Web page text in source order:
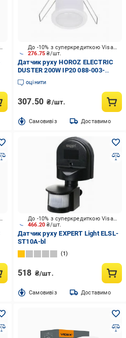
276.75₴/шт.
До -10% з суперкредиткою Visa Вигода
Датчик руху HOROZ ELECTRIC
DUSTER 200W IP20 088-003-
0001-010
оцінити
307.50 ₴/шт.
Cамовивіз Доставимо
466.20₴/шт.
До -10% з суперкредиткою Visa Вигода
Датчик руху EXPERT Light ELSL-
ST10A-bl
1
518 ₴/шт.
Cамовивіз Доставимо